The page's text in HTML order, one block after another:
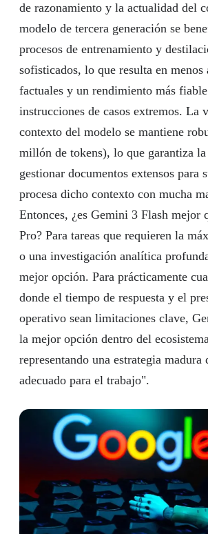
de razonamiento y la actualidad del
modelo de tercera generación se
procesos de entrenamiento y
sofisticados, lo que resulta en menos
factuales y un rendimiento más
instrucciones de casos extremos. La
contexto del modelo se mantiene
millón de tokens), lo que garantiza la
gestionar documentos extensos para
procesa dicho contexto con mucha
Entonces, ¿es Gemini 3 Flash mejor
Pro? Para tareas que requieren la
o una investigación analítica
mejor opción. Para prácticamente
donde el tiempo de respuesta y el
operativo sean limitaciones clave,
la mejor opción dentro del
representando una estrategia madura
adecuado para el trabajo".